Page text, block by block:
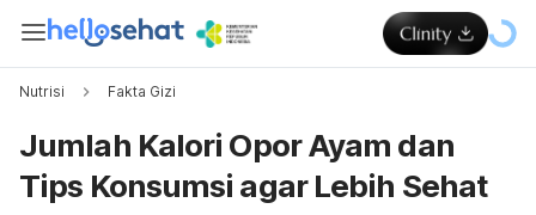
Nutrisi Fakta Gizi
Jumlah Kalori Opor Ayam dan
Tips Konsumsi agar Lebih Sehat